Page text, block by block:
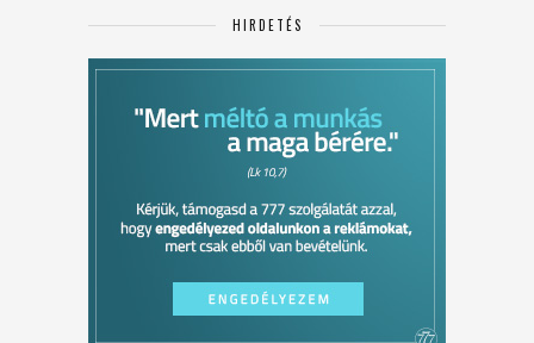
HIRDETÉS